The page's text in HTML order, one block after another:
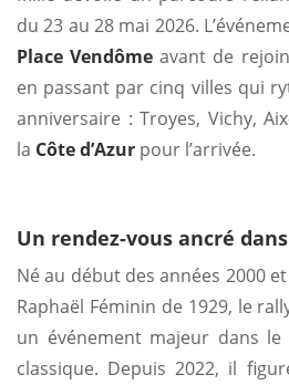
du 23 au 28 mai 2026.
Place Vendôme avant de
en passant par cinq villes qui
anniversaire : Troyes, Vichy,
la Côte d’Azur pour l’arrivée.
Un rendez-vous ancré
Né au début des années 2000
Raphaël Féminin de 1929, le
un événement majeur dans
classique. Depuis 2022, il